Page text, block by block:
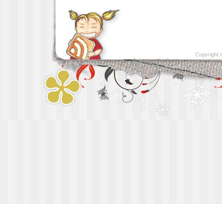
Copyright
Presented byLeather luggage